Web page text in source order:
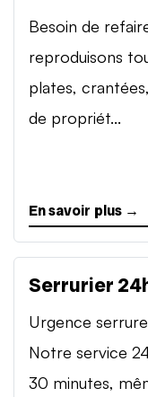
Besoin de
reproduisons
plates,
de propriét...
En savoir plus →
Serrurier
Urgence
Notre service
30 minutes,